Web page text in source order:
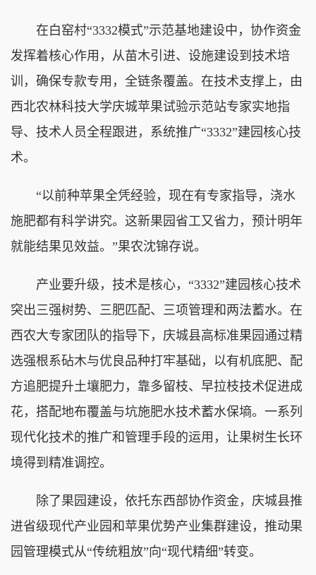
在白窑村“3332模式”示范基地建设中，协作资金
发挥着核心作用，从苗木引进、设施建设到技术培
训，确保专款专用，全链条覆盖。在技术支撑上，由
西北农林科技大学庆城苹果试验示范站专家实地指
导、技术人员全程跟进，系统推广“3332”建园核心技
术。
“以前种苹果全凭经验，现在有专家指导，浇水
施肥都有科学讲究。这新果园省工又省力，预计明年
就能结果见效益。”果农沈锦存说。
产业要升级，技术是核心，“3332”建园核心技术
突出三强树势、三肥匹配、三项管理和两法蓄水。在
西农大专家团队的指导下，庆城县高标准果园通过精
选强根系砧木与优良品种打牢基础，以有机底肥、配
方追肥提升土壤肥力，靠多留枝、早拉枝技术促进成
花，搭配地布覆盖与坑施肥水技术蓄水保墒。一系列
现代化技术的推广和管理手段的运用，让果树生长环
境得到精准调控。
除了果园建设，依托东西部协作资金，庆城县推
进省级现代产业园和苹果优势产业集群建设，推动果
园管理模式从“传统粗放”向“现代精细”转变。